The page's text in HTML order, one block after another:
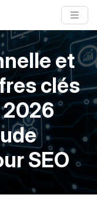
et
clés
2026
SEO